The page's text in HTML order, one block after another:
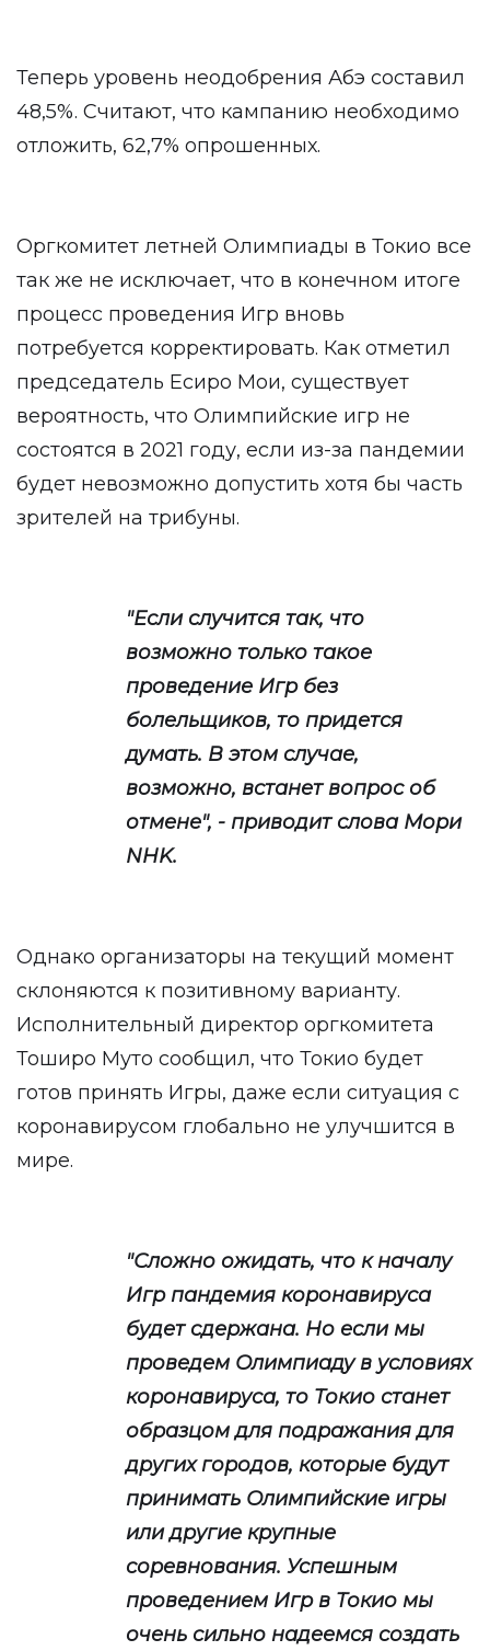
Теперь уровень неодобрения Абэ составил
48,5%. Считают, что кампанию необходимо
отложить, 62,7% опрошенных.
Оргкомитет летней Олимпиады в Токио все
так же не исключает, что в конечном итоге
процесс проведения Игр вновь
потребуется корректировать. Как отметил
председатель Есиро Мои, существует
вероятность, что Олимпийские игр не
состоятся в 2021 году, если из-за пандемии
будет невозможно допустить хотя бы часть
зрителей на трибуны.
"Если случится так, что
возможно только такое
проведение Игр без
болельщиков, то придется
думать. В этом случае,
возможно, встанет вопрос об
отмене", - приводит слова Мори
NHK.
Однако организаторы на текущий момент
склоняются к позитивному варианту.
Исполнительный директор оргкомитета
Тоширо Муто сообщил, что Токио будет
готов принять Игры, даже если ситуация с
коронавирусом глобально не улучшится в
мире.
"Сложно ожидать, что к началу
Игр пандемия коронавируса
будет сдержана. Но если мы
проведем Олимпиаду в условиях
коронавируса, то Токио станет
образцом для подражания для
других городов, которые будут
принимать Олимпийские игры
или другие крупные
соревнования. Успешным
проведением Игр в Токио мы
очень сильно надеемся создать